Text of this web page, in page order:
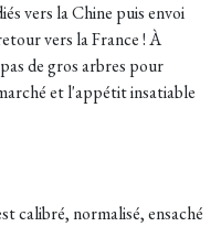
vers la Chine puis envoi
vers la France !À
de gros arbres pour
et l'appétit insatiable
calibré, normalisé, ensaché